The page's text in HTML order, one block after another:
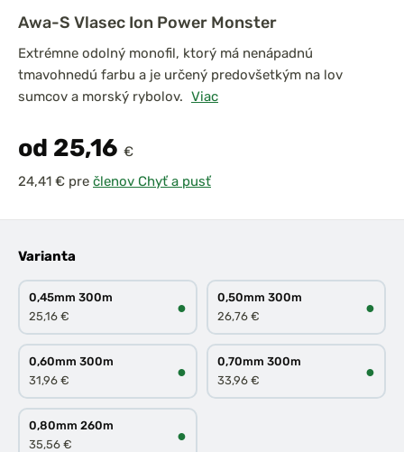
Awa-S Vlasec Ion Power Monster
Extrémne odolný monofil, ktorý má nenápadnú
tmavohnedú farbu a je určený predovšetkým na lov
sumcov a morský rybolov. Viac
od 25,16 €
pre členov Chyť a pusť
Varianta
0,45mm 300m
25,16 €
●
0,50mm 300m
26,76 €
●
0,60mm 300m
31,96 €
●
0,70mm 300m
33,96 €
●
0,80mm 260m
35,56 €
●